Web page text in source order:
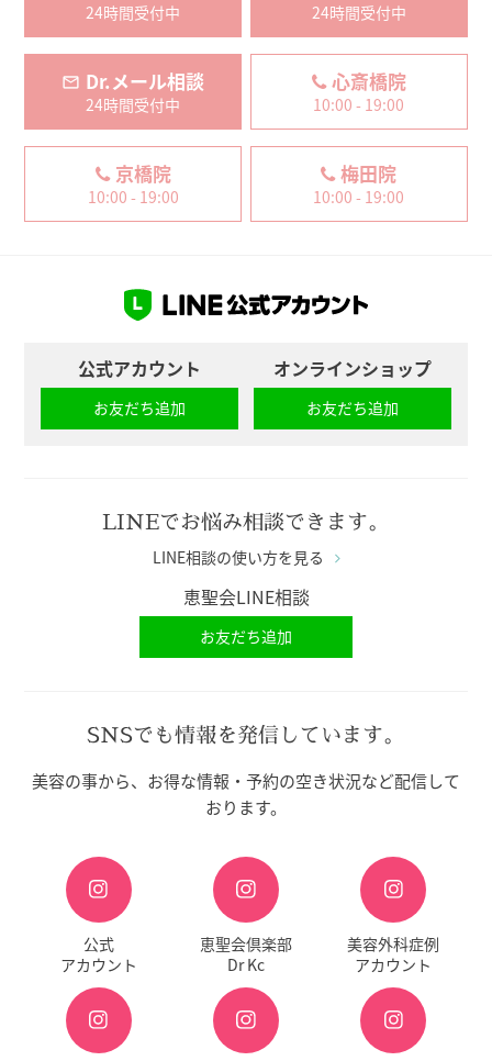
24時間受付中 24時間受付中
Dr.メール相談
24時間受付中
心斎橋院
10:00 - 19:00
京橋院
10:00 - 19:00
梅田院
10:00 - 19:00
公式アカウント
お友だち追加
オンラインショップ
お友だち追加
LINEでお悩み相談できます。
LINE相談の使い方を見る
恵聖会LINE相談
お友だち追加
SNSでも情報を発信しています。
美容の事から、お得な情報・予約の空き状況など配信して
おります。
公式
アカウント
恵聖会倶楽部
Dr Kc
美容外科症例
アカウント